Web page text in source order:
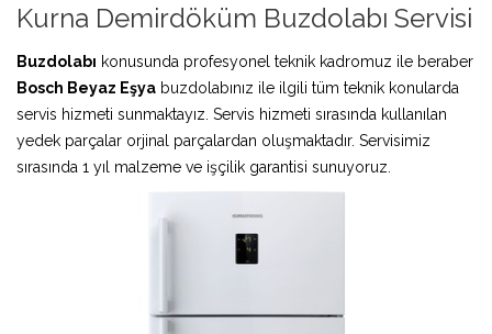
Kurna Demirdöküm Buzdolabı Servisi
Buzdolabı konusunda profesyonel teknik kadromuz ile beraber
Bosch Beyaz Eşya buzdolabınız ile ilgili tüm teknik konularda
servis hizmeti sunmaktayız. Servis hizmeti sırasında kullanılan
yedek parçalar orjinal parçalardan oluşmaktadır. Servisimiz
sırasında 1 yıl malzeme ve işçilik garantisi sunuyoruz.